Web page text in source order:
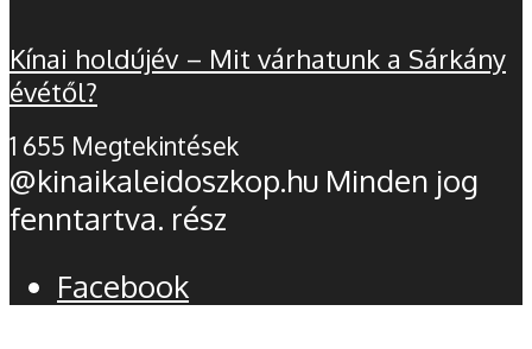
Kínai holdújév – Mit várhatunk a Sárkány
évétől?
1 655 Megtekintések
@kinaikaleidoszkop.hu Minden jog
fenntartva. rész
Facebook